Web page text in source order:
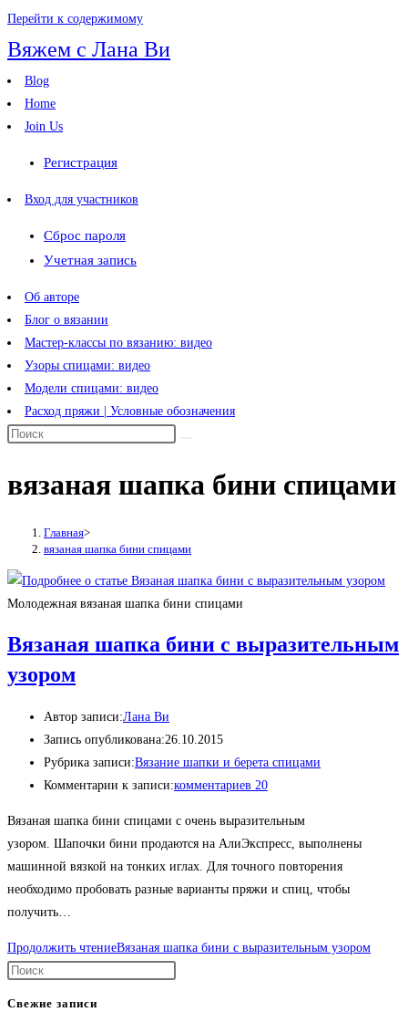
Перейти к содержимому
Вяжем с Лана Ви
Blog
Home
Join Us
Регистрация
Вход для участников
Сброс пароля
Учетная запись
Об авторе
Блог о вязании
Мастер-классы по вязанию: видео
Узоры спицами: видео
Модели спицами: видео
Расход пряжи | Условные обозначения
вязаная шапка бини спицами
Главная>
вязаная шапка бини спицами
Молодежная вязаная шапка бини спицами
Вязаная шапка бини с выразительным
узором
Автор записи:Лана Ви
Запись опубликована:26.10.2015
Рубрика записи:Вязание шапки и берета спицами
Комментарии к записи:комментариев 20
Вязаная шапка бини спицами с очень выразительным
узором. Шапочки бини продаются на АлиЭкспресс, выполнены
машинной вязкой на тонких иглах. Для точного повторения
необходимо пробовать разные варианты пряжи и спиц, чтобы
получить…
Продолжить чтениеВязаная шапка бини с выразительным узором
Свежие записи